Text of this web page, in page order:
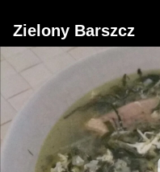
Zielony Barszcz